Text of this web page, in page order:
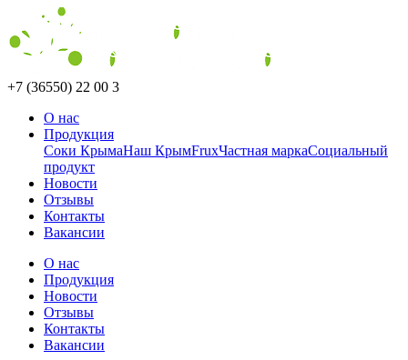
+7 (36550) 22 00 3
О нас
Продукция
Соки КрымаНаш КрымFruxЧастная маркаСоциальный
продукт
Новости
Отзывы
Контакты
Вакансии
О нас
Продукция
Новости
Отзывы
Контакты
Вакансии